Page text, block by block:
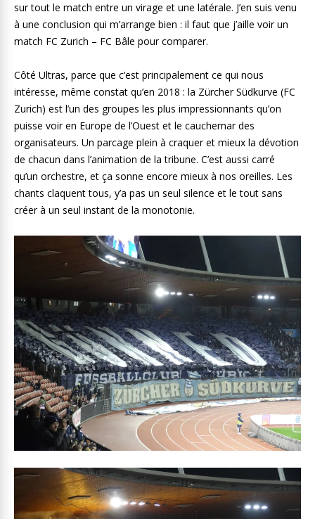
sur tout le match entre un virage et une latérale. J’en suis venu
à une conclusion qui m’arrange bien : il faut que j’aille voir un
match FC Zurich – FC Bâle pour comparer.
Côté Ultras, parce que c’est principalement ce qui nous
intéresse, même constat qu’en 2018 : la Zürcher Südkurve (FC
Zurich) est l’un des groupes les plus impressionnants qu’on
puisse voir en Europe de l’Ouest et le cauchemar des
organisateurs. Un parcage plein à craquer et mieux la dévotion
de chacun dans l’animation de la tribune. C’est aussi carré
qu’un orchestre, et ça sonne encore mieux à nos oreilles. Les
chants claquent tous, y’a pas un seul silence et le tout sans
créer à un seul instant de la monotonie.